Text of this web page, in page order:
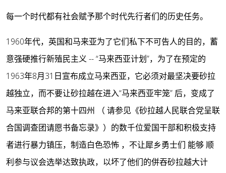
每一个时代都有社会赋予那个时代先行者们的历史任务。
1960年代，英国和马来亚为了它们私下不可告人的目的，蓄
意强硬推行新殖民主义 -- “马来西亚计划”，为了在预定的
1963年8月31日宣布成立马来西亚，它必须对最坚决要砂拉
越独立，而不要让砂拉越在进入“马来西亚牢笼” 后，变成了
马来亚联合邦的第十四州 （ 请参见《砂拉越人民联合党呈联
合国调查团请愿书备忘录》）的数千位爱国干部和积极支持
者进行暴力镇压，制造白色恐怖 ，不让犀乡勇士们 能够 顺
利参与议会选举达致执政，以坏了他们的併吞砂拉越大计